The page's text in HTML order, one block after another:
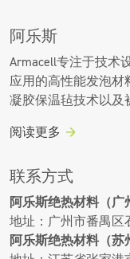
阿乐斯
Armacell专注于技术
应用的高性能发泡材
凝胶保温毡技术以及
阅读更多
联系方式
阿乐斯绝热材料（广
地址：广州市番禺区
阿乐斯绝热材料（苏